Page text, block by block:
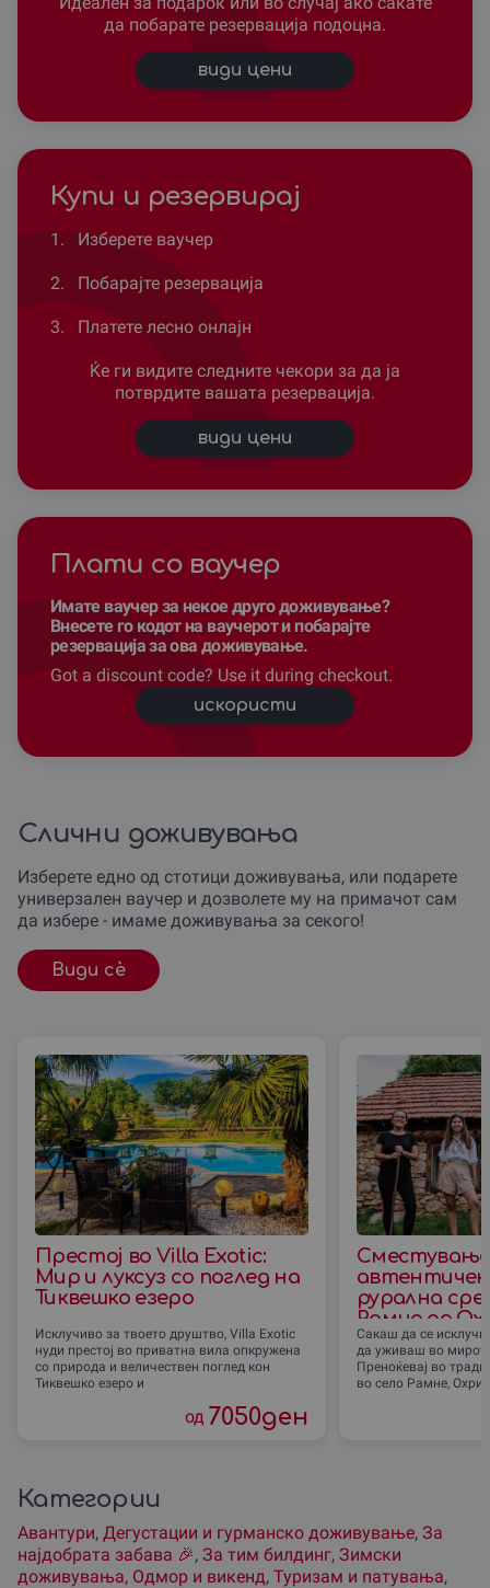
да побарате резервација подоцна.
види цени
Купи и резервирај
1. Изберете ваучер
2. Побарајте резервација
3. Платете лесно онлајн
Ќе ги видите следните чекори за да ја
потврдите вашата резервација.
види цени
Плати со ваучер
Имате ваучер за некое друго доживување?
Внесете го кодот на ваучерот и побарајте
резервација за ова доживување.
Got a discount code? Use it during checkout.
искористи
Слични доживувања
Изберете едно од стотици доживувања, или подарете
универзален ваучер и дозволете му на примачот сам
да избере - имаме доживувања за секого!
Види сè
Престој во Villa Exotic:
Мир и луксуз со поглед на
Тиквешко езеро
Исклучиво за твоето друштво, Villa Exotic
нуди престој во приватна вила опкружена
со природа и величествен поглед кон
Тиквешко езеро и
од 7050ден
автентичен
рурална
Рамне до
Сакаш да се
да уживаш во мирот
Преноќевај во
во село Рамне,
Категории
Авантури, Дегустации и гурманско доживување, За
наjдобрата забава 🎉, За тим билдинг, Зимски
доживувања, Одмор и викенд, Туризам и патувања,